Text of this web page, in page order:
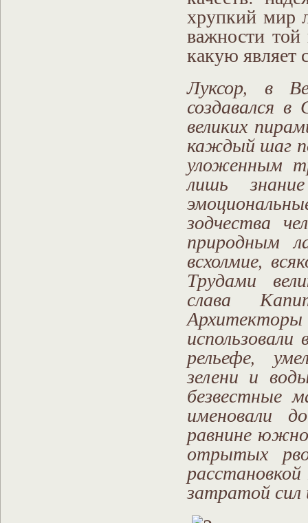
хрупкий мир
важности
какую являет
Луксор, в
создавался
великих
каждый шаг
уложенным
лишь
зодчества
природным
всхолмие,
Трудами
слава
Архитекторы
рельефе,
зелени и
безвестные
именовали
равнине
отрытых
затратой сил